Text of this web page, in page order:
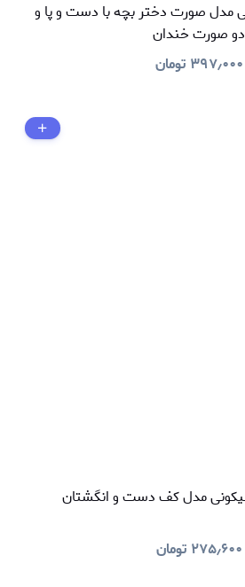
مدل صورت دختر بچه با دست و پا و
دو صورت خندان
۳۹۷٫۰۰۰ تومان
مدل کف دست و انگشتان
۲۷۵٫۶۰۰ تومان